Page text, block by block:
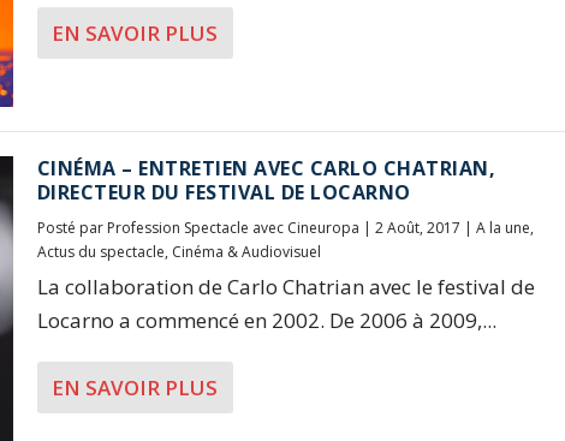
EN SAVOIR PLUS
CINÉMA – ENTRETIEN AVEC CARLO CHATRIAN,
DIRECTEUR DU FESTIVAL DE LOCARNO
Posté par Profession Spectacle avec Cineuropa | 2 Août, 2017 | A la une,
Actus du spectacle, Cinéma & Audiovisuel
La collaboration de Carlo Chatrian avec le festival de
Locarno a commencé en 2002. De 2006 à 2009,...
EN SAVOIR PLUS